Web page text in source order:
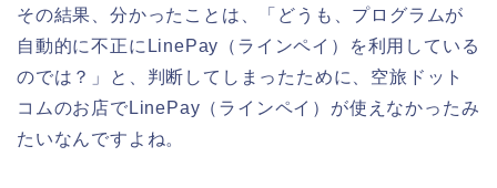
その結果、分かったことは、「どうも、プログラムが
自動的に不正にLinePay（ラインペイ）を利用している
のでは？」と、判断してしまったために、空旅ドット
コムのお店でLinePay（ラインペイ）が使えなかったみ
たいなんですよね。